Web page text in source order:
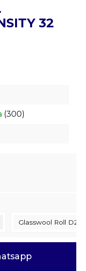
32
(300)
Glasswool Roll D24